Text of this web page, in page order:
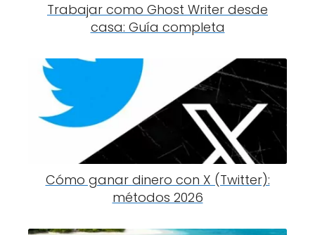
Trabajar como Ghost Writer desde
casa: Guía completa
Cómo ganar dinero con X (Twitter):
métodos 2026